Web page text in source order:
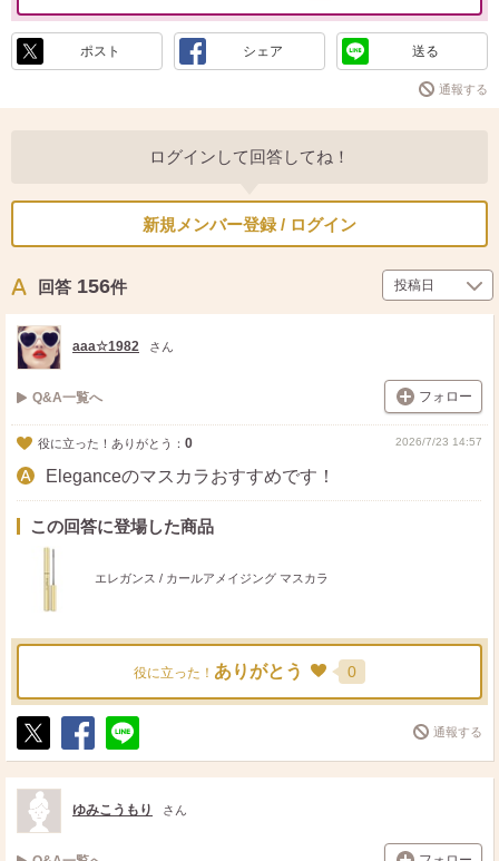
ポスト シェア 送る
通報する
ログインして回答してね！
新規メンバー登録 / ログイン
回答 156件
aaa☆1982 さん
Q&A一覧へ フォロー
役に立った！ありがとう： 0 2026/7/23 14:57
Eleganceのマスカラおすすめです！
この回答に登場した商品
エレガンス / カールアメイジング マスカラ
役に立った！ ありがとう 0
ポ
ス
ト
シ
ェ
送
る
通報する
ゆみこうもり さん